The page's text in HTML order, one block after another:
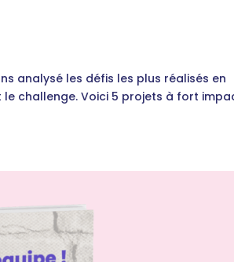
analysé les défis les plus réalisés en
challenge. Voici 5 projets à fort